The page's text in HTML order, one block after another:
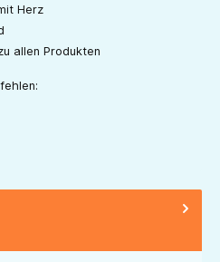
Herz
allen Produkten